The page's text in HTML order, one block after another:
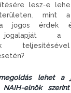
lesz-e
mint a
a jogos érdek
jogalapját a
lehet a
elnök